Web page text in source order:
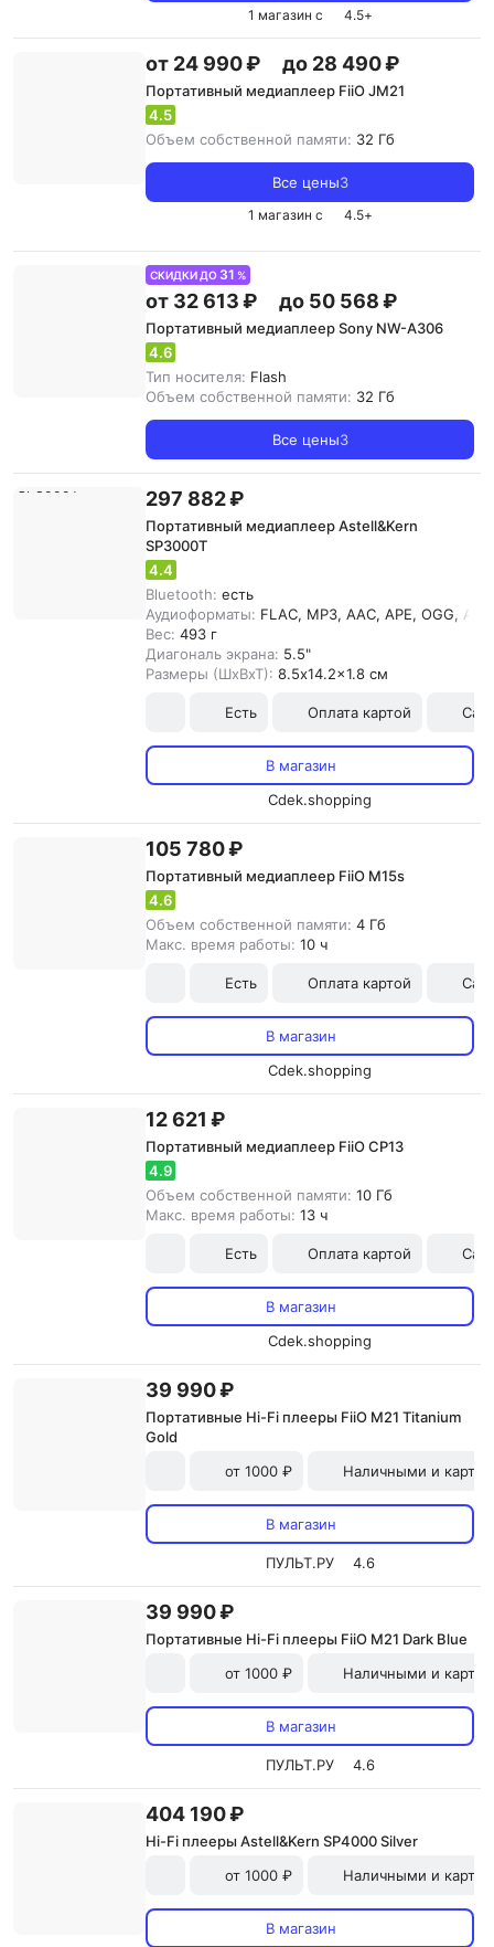
1 магазин с 4.5+
от 24 990 ₽ до 28 490 ₽
Портативный медиаплеер FiiO JM21
4.5
Объем собственной памяти: 32 Гб
Все цены3
1 магазин с 4.5+
СКИДКИ ДО 31 %
от 32 613 ₽ до 50 568 ₽
Портативный медиаплеер Sony NW-A306
4.6
Тип носителя: Flash
Объем собственной памяти: 32 Гб
Все цены3
297 882 ₽
Портативный медиаплеер Astell&Kern
SP3000T
4.4
Bluetooth: есть
Аудиоформаты: FLAC, MP3, AAC, APE, OGG,
Вес: 493 г
Диагональ экрана: 5.5"
Размеры (ШхВхТ): 8.5x14.2x1.8 см
Есть Оплата картой
В магазин
Cdek.shopping
105 780 ₽
Портативный медиаплеер FiiO M15s
4.6
Объем собственной памяти: 4 Гб
Макс. время работы: 10 ч
Есть Оплата картой
В магазин
Cdek.shopping
12 621 ₽
Портативный медиаплеер FiiO CP13
4.9
Объем собственной памяти: 10 Гб
Макс. время работы: 13 ч
Есть Оплата картой
В магазин
Cdek.shopping
39 990 ₽
Портативные Hi-Fi плееры FiiO M21 Titanium
Gold
от 1000 ₽
Наличными и картой
В магазин
ПУЛЬТ.РУ 4.6
39 990 ₽
Портативные Hi-Fi плееры FiiO M21 Dark Blue
от 1000 ₽
Наличными и картой
В магазин
ПУЛЬТ.РУ 4.6
404 190 ₽
Hi-Fi плееры Astell&Kern SP4000 Silver
от 1000 ₽
Наличными и картой
В магазин